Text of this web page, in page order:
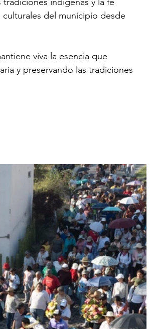
del municipio desde
viva la esencia que
y preservando las tradiciones